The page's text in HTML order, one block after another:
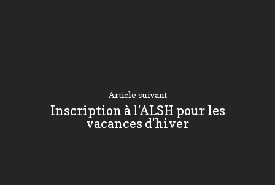
Article suivant
Inscription à l'ALSH pour les
vacances d'hiver